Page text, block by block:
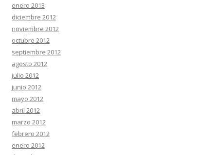
enero 2013
diciembre 2012
noviembre 2012
octubre 2012
septiembre 2012
agosto 2012
julio 2012
junio 2012
mayo 2012
abril 2012
marzo 2012
febrero 2012
enero 2012